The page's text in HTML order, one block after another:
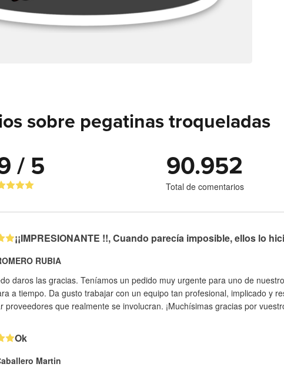
sobre pegatinas troqueladas
/ 5 90.952
Total de comentarios
¡¡IMPRESIONANTE !!, Cuando parecía imposible, ellos lo
RUBIA
daros las gracias. Teníamos un pedido muy urgente para uno de
a tiempo. Da gusto trabajar con un equipo tan profesional, implicado y
proveedores que realmente se involucran. ¡Muchísimas gracias por
Ok
Martin